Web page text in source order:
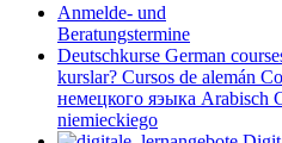
Anmelde- und
Beratungstermine
Deutschkurse German
kurslar? Cursos de alemán
немецкого яэыка Arabisch
niemieckiego